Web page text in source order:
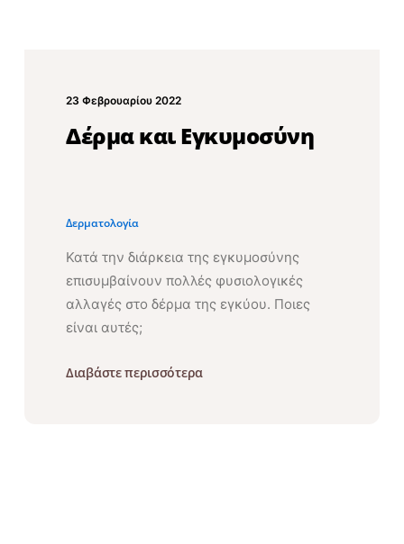
23 Φεβρουαρίου 2022
Δέρμα και Εγκυμοσύνη
Δερματολογία
Κατά την διάρκεια της εγκυμοσύνης
επισυμβαίνουν πολλές φυσιολογικές
αλλαγές στο δέρμα της εγκύου. Ποιες
είναι αυτές;
Διαβάστε περισσότερα